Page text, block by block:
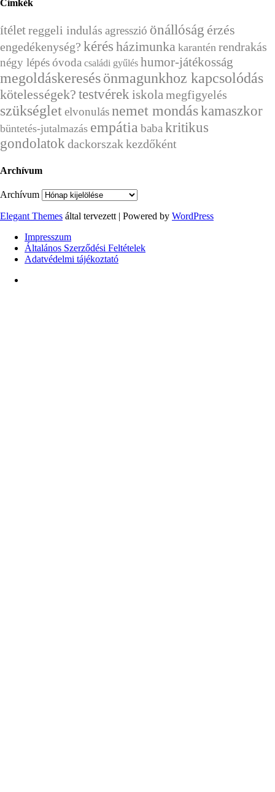
Címkék
ítéletreggeli indulás agresszió önállóság érzés
engedékenység? kérés házimunka karantén rendrakás
négy lépésóvoda családi gyűlés humor-játékosság
megoldáskeresésönmagunkhoz kapcsolódás
kötelességek? testvérekiskolamegfigyelés
szükségletelvonulásnemet mondáskamaszkor
büntetés-jutalmazás empátia babakritikus
gondolatokdackorszakkezdőként
Archívum
Archívum
Elegant Themes által tervezett | Powered by WordPress
Impresszum
Általános Szerződési Feltételek
Adatvédelmi tájékoztató